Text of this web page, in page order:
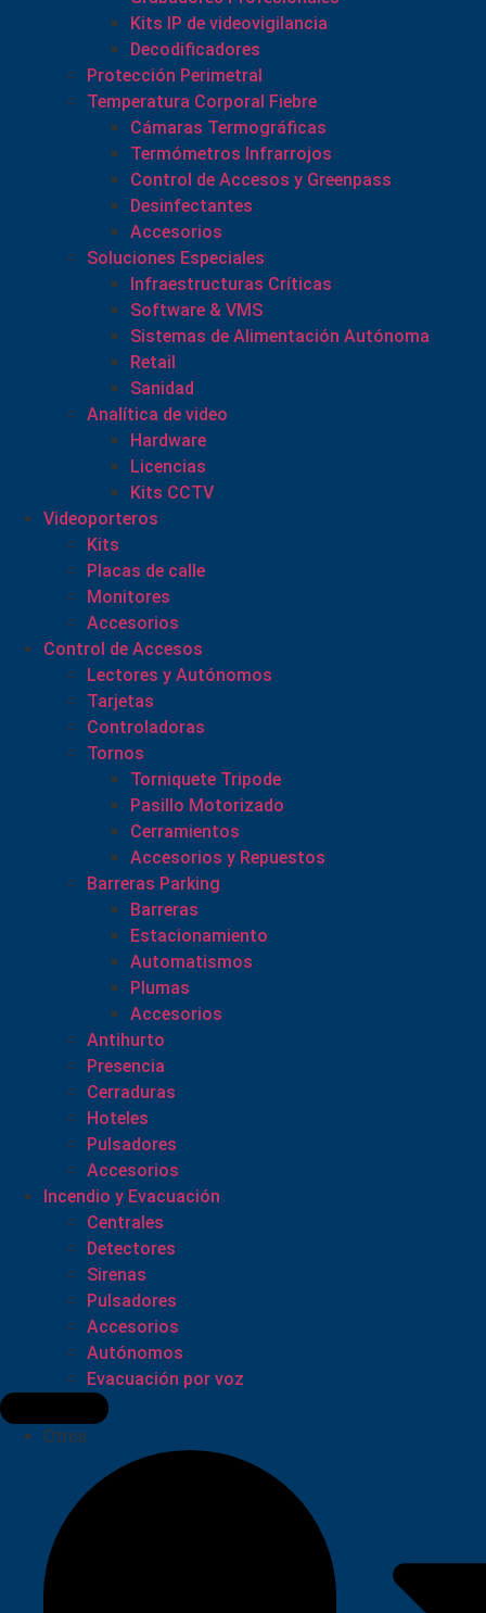
Kits IP de videovigilancia
Decodificadores
Protección Perimetral
Temperatura Corporal Fiebre
Cámaras Termográficas
Termómetros Infrarrojos
Control de Accesos y Greenpass
Desinfectantes
Accesorios
Soluciones Especiales
Infraestructuras Críticas
Software & VMS
Sistemas de Alimentación Autónoma
Retail
Sanidad
Analítica de video
Hardware
Licencias
Kits CCTV
Videoporteros
Kits
Placas de calle
Monitores
Accesorios
Control de Accesos
Lectores y Autónomos
Tarjetas
Controladoras
Tornos
Torniquete Tripode
Pasillo Motorizado
Cerramientos
Accesorios y Repuestos
Barreras Parking
Barreras
Estacionamiento
Automatismos
Plumas
Accesorios
Antihurto
Presencia
Cerraduras
Hoteles
Pulsadores
Accesorios
Incendio y Evacuación
Centrales
Detectores
Sirenas
Pulsadores
Accesorios
Autónomos
Evacuación por voz
Otros